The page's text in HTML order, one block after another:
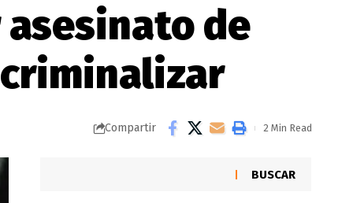
de
Compartir 2 Min Read
BUSCAR